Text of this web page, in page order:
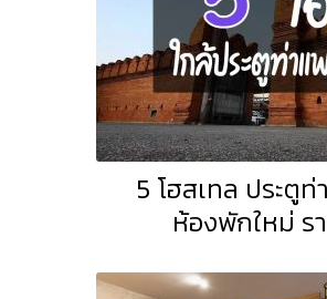
5 โฮสเทล ประตู
ห้องพักใหม่ ร